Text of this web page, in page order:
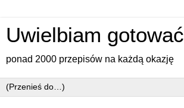
Uwielbiam gotować
ponad 2000 przepisów na każdą okazję